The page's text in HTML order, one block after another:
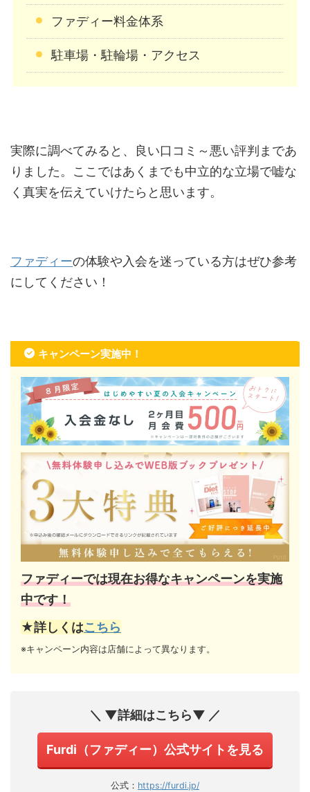
ファディー料金体系
駐車場・駐輪場・アクセス
実際に調べてみると、良い口コミ～悪い評判まであ
りました。ここではあくまでも中立的な立場で嘘な
く真実を伝えていけたらと思います。
ファディーの体験や入会を迷っている方はぜひ参考
にしてください！
キャンペーン実施中！
ファディーでは現在お得なキャンペーンを実施
中です！
★詳しくはこちら
※キャンペーン内容は店舗によって異なります。
＼ ▼詳細はこちら▼ ／
Furdi（ファディー）公式サイトを見る
公式： https://furdi.jp/